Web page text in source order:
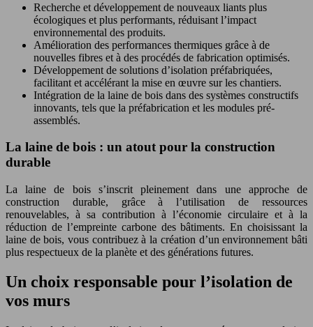
Recherche et développement de nouveaux liants plus
écologiques et plus performants, réduisant l’impact
environnemental des produits.
Amélioration des performances thermiques grâce à de
nouvelles fibres et à des procédés de fabrication optimisés.
Développement de solutions d’isolation préfabriquées,
facilitant et accélérant la mise en œuvre sur les chantiers.
Intégration de la laine de bois dans des systèmes constructifs
innovants, tels que la préfabrication et les modules pré-
assemblés.
La laine de bois : un atout pour la construction
durable
La laine de bois s’inscrit pleinement dans une approche de
construction durable, grâce à l’utilisation de ressources
renouvelables, à sa contribution à l’économie circulaire et à la
réduction de l’empreinte carbone des bâtiments. En choisissant la
laine de bois, vous contribuez à la création d’un environnement bâti
plus respectueux de la planète et des générations futures.
Un choix responsable pour l’isolation de
vos murs